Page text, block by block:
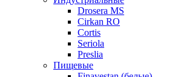
Drosera MS
Cirkan RO
Cortis
Seriola
Preslia
Пищевые